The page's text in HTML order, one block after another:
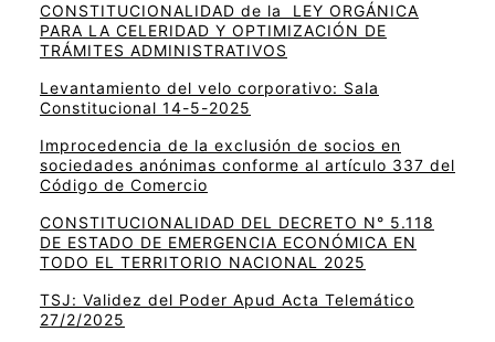
CONSTITUCIONALIDAD de la LEY ORGÁNICA
PARA LA CELERIDAD Y OPTIMIZACIÓN DE
TRÁMITES ADMINISTRATIVOS
Levantamiento del velo corporativo: Sala
Constitucional 14-5-2025
Improcedencia de la exclusión de socios en
sociedades anónimas conforme al artículo 337 del
Código de Comercio
CONSTITUCIONALIDAD DEL DECRETO N° 5.118
DE ESTADO DE EMERGENCIA ECONÓMICA EN
TODO EL TERRITORIO NACIONAL 2025
TSJ: Validez del Poder Apud Acta Telemático
27/2/2025